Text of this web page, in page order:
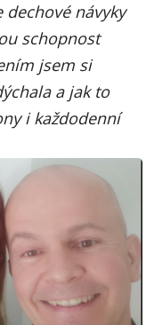
návyky
schopnost
jsem si
a jak to
i každodenní